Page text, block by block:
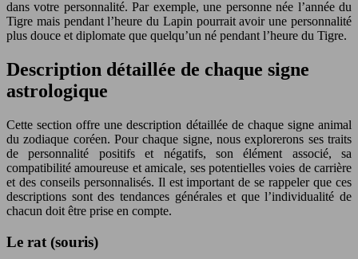
dans votre personnalité. Par exemple, une personne née l’année du
Tigre mais pendant l’heure du Lapin pourrait avoir une personnalité
plus douce et diplomate que quelqu’un né pendant l’heure du Tigre.
Description détaillée de chaque signe
astrologique
Cette section offre une description détaillée de chaque signe animal
du zodiaque coréen. Pour chaque signe, nous explorerons ses traits
de personnalité positifs et négatifs, son élément associé, sa
compatibilité amoureuse et amicale, ses potentielles voies de carrière
et des conseils personnalisés. Il est important de se rappeler que ces
descriptions sont des tendances générales et que l’individualité de
chacun doit être prise en compte.
Le rat (souris)